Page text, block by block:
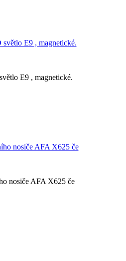
E9 , magnetické.
nosiče AFA X625 če